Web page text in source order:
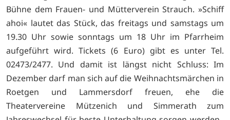
Bühne dem Frauen- und Mütterverein Strauch. »Schiff
ahoi« lautet das Stück, das freitags und samstags um
19.30 Uhr sowie sonntags um 18 Uhr im Pfarrheim
aufgeführt wird. Tickets (6 Euro) gibt es unter Tel.
02473/2477. Und damit ist längst nicht Schluss: Im
Dezember darf man sich auf die Weihnachtsmärchen in
Roetgen und Lammersdorf freuen, ehe die
Theatervereine Mützenich und Simmerath zum